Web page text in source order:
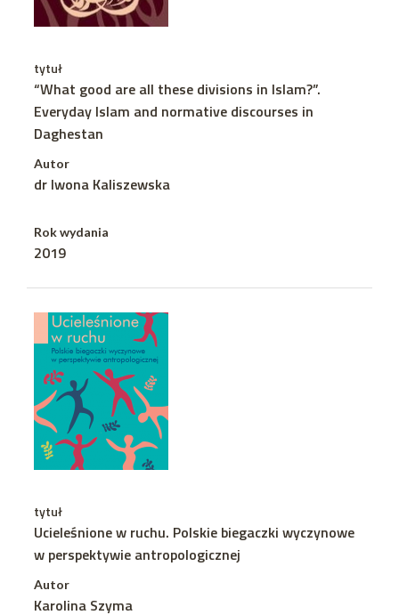
tytuł
“What good are all these divisions in Islam?”.
Everyday Islam and normative discourses in
Daghestan
Autor
dr Iwona Kaliszewska
Rok wydania
2019
tytuł
Ucieleśnione w ruchu. Polskie biegaczki wyczynowe
w perspektywie antropologicznej
Autor
Karolina Szyma